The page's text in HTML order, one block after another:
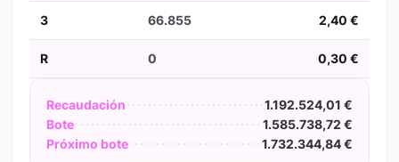
3 66.855 2,40 €
R 0 0,30 €
Recaudación
1.192.524,01 €
Bote
1.585.738,72 €
Próximo bote
1.732.344,84 €